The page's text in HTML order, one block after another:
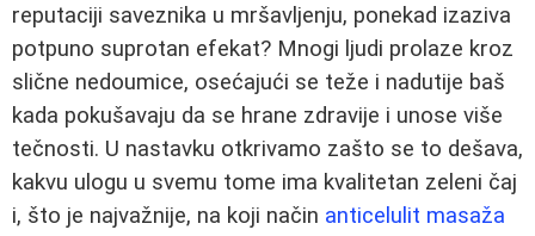
reputaciji saveznika u mršavljenju, ponekad izaziva
potpuno suprotan efekat? Mnogi ljudi prolaze kroz
slične nedoumice, osećajući se teže i nadutije baš
kada pokušavaju da se hrane zdravije i unose više
tečnosti. U nastavku otkrivamo zašto se to dešava,
kakvu ulogu u svemu tome ima kvalitetan zeleni čaj
i, što je najvažnije, na koji način anticelulit masaža